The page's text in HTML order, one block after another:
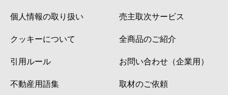
個人情報の取り扱い
クッキーについて
引用ルール
不動産用語集
売主取次サービス
全商品のご紹介
お問い合わせ（企業用）
取材のご依頼